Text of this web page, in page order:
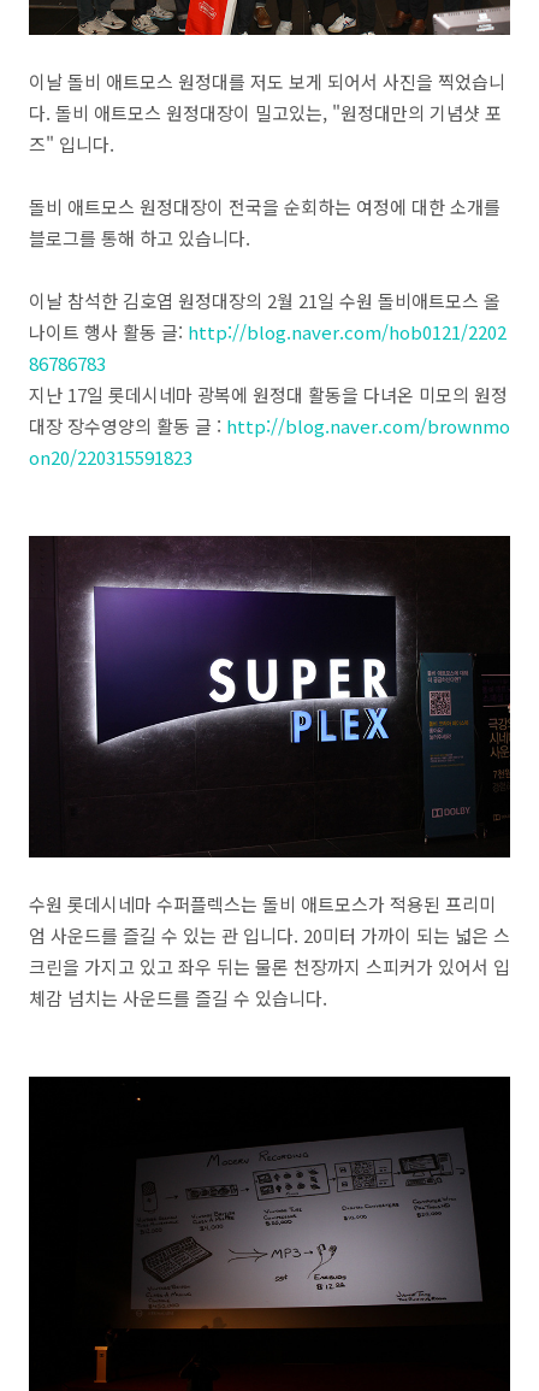
이날 돌비 애트모스 원정대를 저도 보게 되어서 사진을 찍었습니
다. 돌비 애트모스 원정대장이 밀고있는, "원정대만의 기념샷 포
즈" 입니다.
돌비 애트모스 원정대장이 전국을 순회하는 여정에 대한 소개를
블로그를 통해 하고 있습니다.
이날 참석한 김호엽 원정대장의 2월 21일 수원 돌비애트모스 올
나이트 행사 활동 글: http://blog.naver.com/hob0121/2202
86786783
지난 17일 롯데시네마 광복에 원정대 활동을 다녀온 미모의 원정
대장 장수영양의 활동 글 : http://blog.naver.com/brownmo
on20/220315591823
수원 롯데시네마 수퍼플렉스는 돌비 애트모스가 적용된 프리미
엄 사운드를 즐길 수 있는 관 입니다. 20미터 가까이 되는 넓은 스
크린을 가지고 있고 좌우 뒤는 물론 천장까지 스피커가 있어서 입
체감 넘치는 사운드를 즐길 수 있습니다.